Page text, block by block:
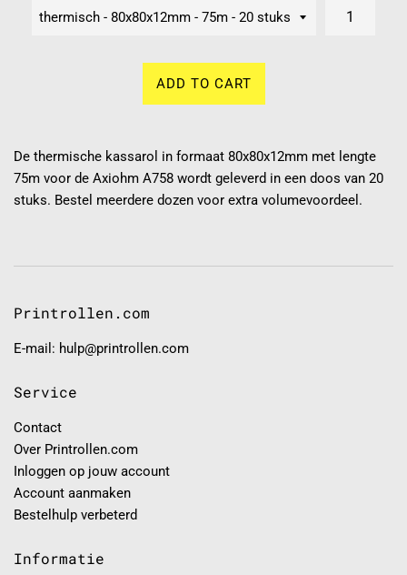
ADD TO CART
De thermische kassarol in formaat 80x80x12mm met lengte
75m voor de Axiohm A758 wordt geleverd in een doos van 20
stuks. Bestel meerdere dozen voor extra volumevoordeel.
Printrollen.com
E-mail: hulp@printrollen.com
Service
Contact
Over Printrollen.com
Inloggen op jouw account
Account aanmaken
Bestelhulp verbeterd
Informatie